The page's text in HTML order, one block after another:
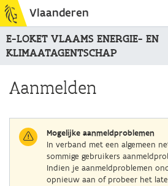
Vlaanderen
E-LOKET VLAAMS ENERGIE- EN
KLIMAATAGENTSCHAP
Aanmelden
Mogelijke aanmeldproblemen
In verband met een algemeen
sommige gebruikers
Indien je aanmeldproblemen
opnieuw aan of probeer het